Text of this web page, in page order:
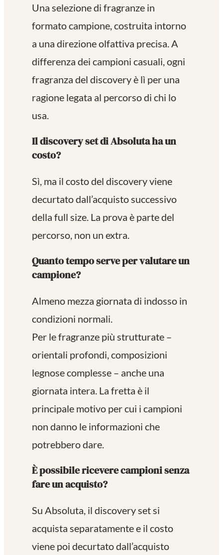
Una selezione di fragranze in
formato campione, costruita intorno
a una direzione olfattiva precisa. A
differenza dei campioni casuali, ogni
fragranza del discovery è lì per una
ragione legata al percorso di chi lo
usa.
Il discovery set di Absoluta ha un
costo?
Sì, ma il costo del discovery viene
decurtato dall’acquisto successivo
della full size. La prova è parte del
percorso, non un extra.
Quanto tempo serve per valutare un
campione?
Almeno mezza giornata di indosso in
condizioni normali.
Per le fragranze più strutturate –
orientali profondi, composizioni
legnose complesse – anche una
giornata intera. La fretta è il
principale motivo per cui i campioni
non danno le informazioni che
potrebbero dare.
È possibile ricevere campioni senza
fare un acquisto?
Su Absoluta, il discovery set si
acquista separatamente e il costo
viene poi decurtato dall’acquisto